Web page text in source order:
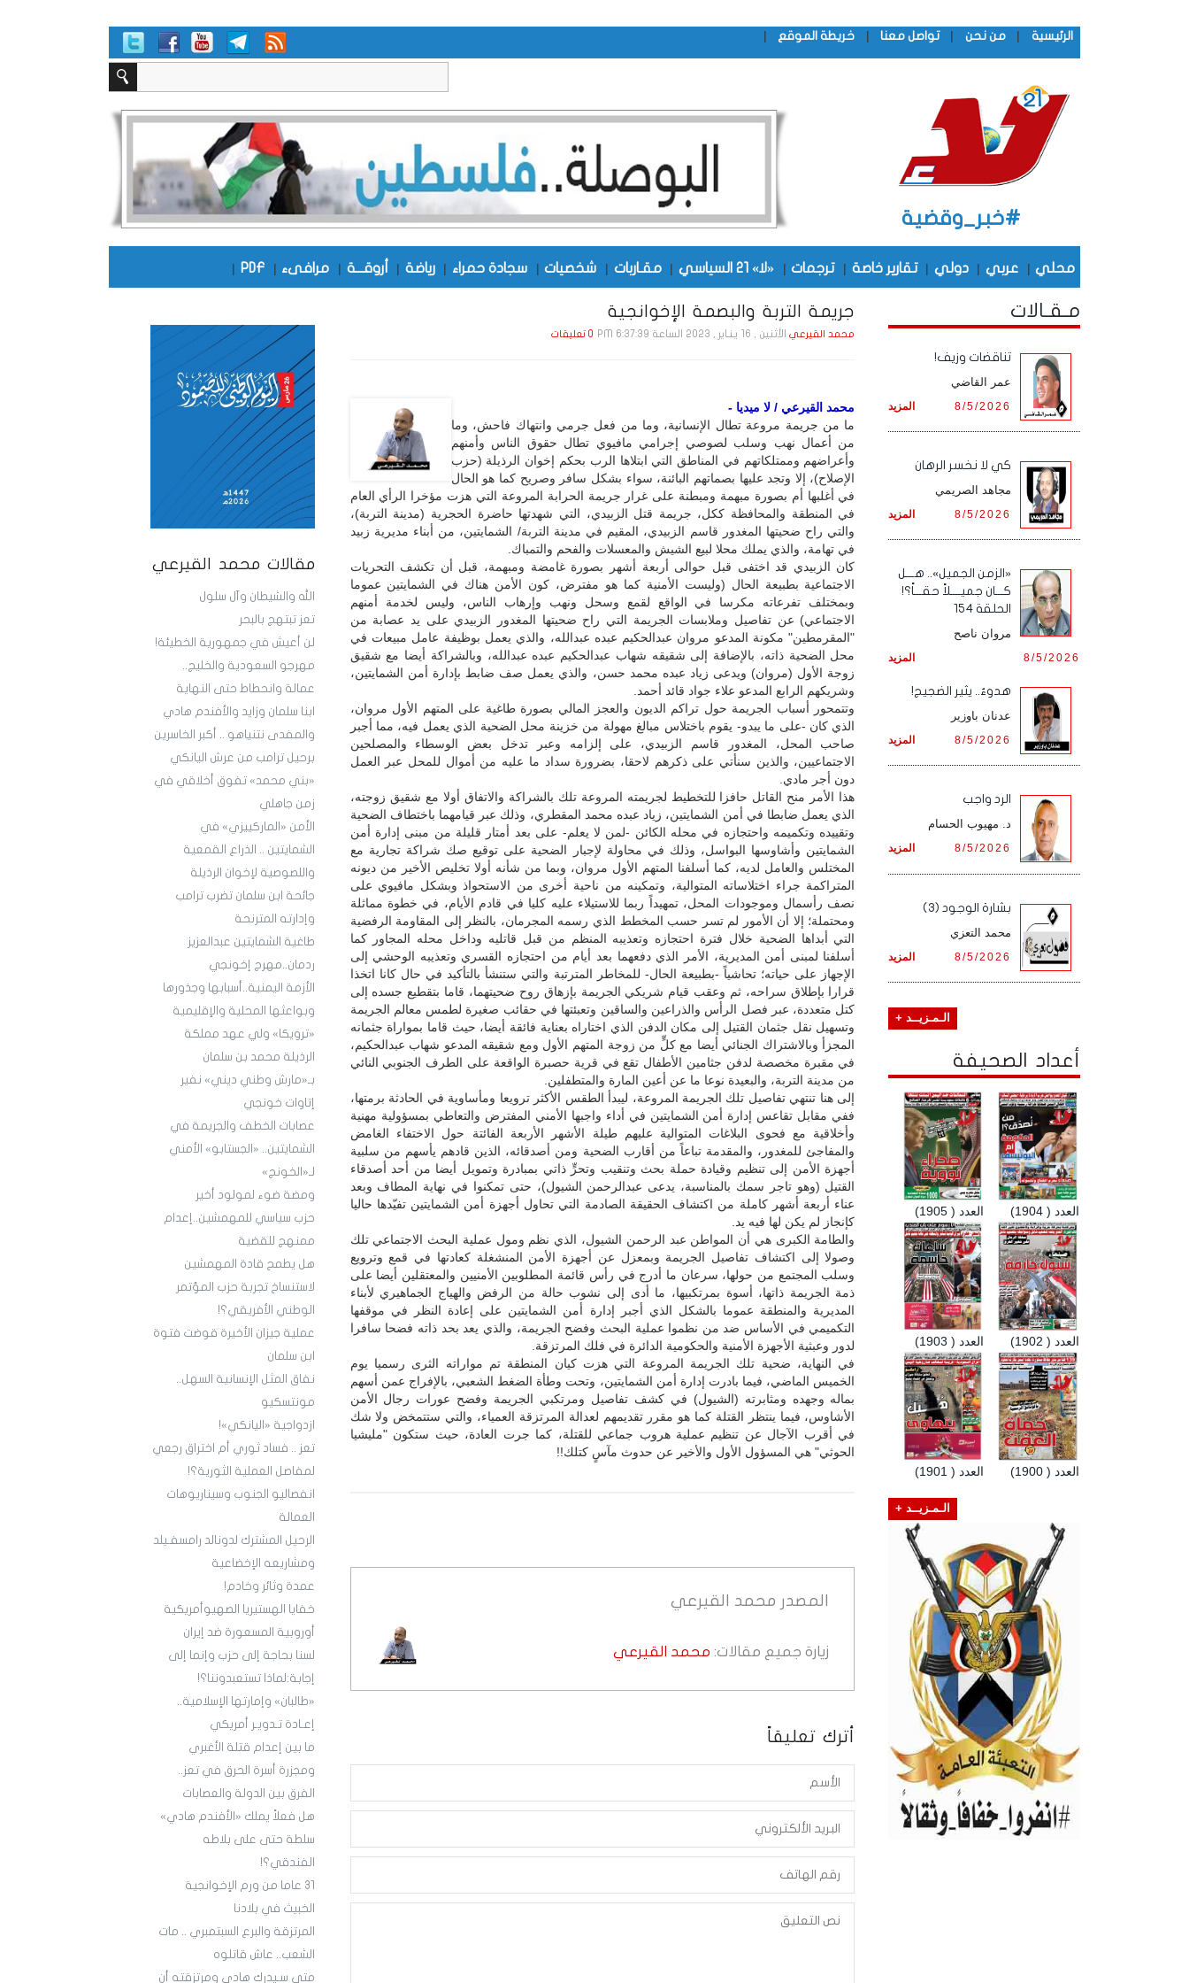
الرئيسية | من نحن | تواصل معنا | خريطة الموقع |
#خبر_وقضية
محلي | عربي | دولي | تقارير خاصة | ترجمات | «لا» 21 السياسي | مقـاربات | شخصيات | سجادة حمراء | رياضة | أروقـــة | مرافىء |
PDF
|
مقالات محمد القيرعي
الله والشيطان وآل سلول
تعز تبتهج بالبحر
لن أعيش في جمهورية الخطيئة!
مهرجو السعودية والخليج..
عمالة وانحطاط حتى النهاية
ابنا سلمان وزايد والأفندم هادي
والمفدى نتنياهو .. أكبر الخاسرين
برحيل ترامب من عرش اليانكي
«بني محمد» تفوق أخلاقي في
زمن جاهلي
الأمن «الماركييزي» في
الشمايتين .. الذراع القمعية
واللصوصية لإخوان الرذيلة
جائحة ابن سلمان تضرب ترامب
وإدارته المترنحة
طاغية الشمايتين عبدالعزيز
ردمان..مهرج إخونجي
الأزمة اليمنية..أسبابها وجذورها
وبواعثها المحلية والإقليمية
«ترويكا» ولي عهد مملكة
الرذيلة محمد بن سلمان
بـ«مارش وطني ديني» نفير
إتاوات خونجي
عصابات الخطف والجريمة في
الشمايتين.. «الجستابو» الأمني
لـ«الخونج»
ومضة ضوء لمولود أخير
حزب سياسي للمهمشين..إعدام
ممنهج للقضية
هل يطمح قادة المهمشين
لاستنساخ تجربة حزب المؤتمر
الوطني الأفريقي؟!
عملية جيزان الأخيرة قوضت فتوة
ابن سلمان
نفاق المثل الإنسانية السهل..
مونتسكيو
ازدواجية «اليانكي»!
تعز .. فساد ثوري أم اختراق رجعي
لمفاصل العملية الثورية؟!
انفصاليو الجنوب وسيناريوهات
العمالة
الرحيل المشترك لدونالد رامسفـيلد
ومشاريعه الإخضاعية
عمدة وثائر وخادم!
خفايا الهستيريا الصهيوأمريكية
أوروبية المسعورة ضد إيران
لسنا بحاجة إلى حزب وإنما إلى
إجابة:لماذا تستعبدوننا؟!
«طالبان» وإمارتها الإسلامية..
إعـادة تـدويـر أمريكي
ما بين إعدام قتلة الأغبري
ومجزرة أسرة الحرق في تعز..
الفرق بين الدولة والعصابات
هل فعلاً يملك «الأفندم هادي»
سلطة حتى على بلاطه
الفندقي؟!
3١ عاما من ورم الإخوانجية
الخبيث في بلادنا
المرتزقة والبرع السبتمبري .. مات
الشعب.. عاش قاتلوه
متى سـيدرك هادي ومرتزقته أن
جريمة التربة والبصمة الإخوانجية
محمد القيرعيالأثنين , 16 يـنـاير , 2023 الساعة 6:37:39 PM 0 تعليقات
محمد القيرعي / لا ميديا -
ما من جريمة مروعة تطال الإنسانية، وما من فعل جرمي وانتهاك فاحش، وما
من أعمال نهب وسلب لصوصي إجرامي مافيوي تطال حقوق الناس وأمنهم
وأعراضهم وممتلكاتهم في المناطق التي ابتلاها الرب بحكم إخوان الرذيلة (حزب
الإصلاح)، إلا وتجد عليها بصماتهم البائنة، سواء بشكل سافر وصريح كما هو الحال
في أغلبها أم بصورة مبهمة ومبطنة على غرار جريمة الحرابة المروعة التي هزت مؤخرا الرأي العام
في المنطقة والمحافظة ككل، جريمة قتل الزبيدي، التي شهدتها حاضرة الحجرية (مدينة التربة)،
والتي راح ضحيتها المغدور قاسم الزبيدي، المقيم في مدينة التربة/ الشمايتين، من أبناء مديرية زبيد
في تهامة، والذي يملك محلا لبيع الشيش والمعسلات والفحم والتمباك.
كان الزبيدي قد اختفى قبل حوالى أربعة أشهر بصورة غامضة ومبهمة، قبل أن تكشف التحريات
الاجتماعية بطبيعة الحال (وليست الأمنية كما هو مفترض، كون الأمن هناك في الشمايتين عموما
وبمختلف تفرعاته مكرسا في الواقع لقمع وسحل ونهب وإرهاب الناس، وليس لخدمة أمنهم
الاجتماعي) عن تفاصيل وملابسات الجريمة التي راح ضحيتها المغدور الزبيدي على يد عصابة من
"المقرمطين" مكونة المدعو مروان عبدالحكيم عبده عبدالله، والذي يعمل بوظيفة عامل مبيعات في
محل الضحية ذاته، بالإضافة إلى شقيقه شهاب عبدالحكيم عبده عبدالله، وبالشراكة أيضا مع شقيق
زوجة الأول (مروان) ويدعى زياد عبده محمد حسن، والذي يعمل صف ضابط بإدارة أمن الشمايتين،
وشريكهم الرابع المدعو علاء جواد قائد أحمد.
وتتمحور أسباب الجريمة حول تراكم الديون والعجز المالي بصورة طاغية على المتهم الأول مروان،
الذي كان -على ما يبدو- يقوم باختلاس مبالغ مهولة من خزينة محل الضحية الذي يعمل فيه، مما أجبر
صاحب المحل، المغدور قاسم الزبيدي، على إلزامه وعبر تدخل بعض الوسطاء والمصلحين
الاجتماعيين، والذين سنأتي على ذكرهم لاحقا، بضرورة سداد ما عليه من أموال للمحل عبر العمل
دون أجر مادي.
هذا الأمر منح القاتل حافزا للتخطيط لجريمته المروعة تلك بالشراكة والاتفاق أولا مع شقيق زوجته،
الذي يعمل ضابطا في أمن الشمايتين، زياد عبده محمد المقطري، وذلك عبر قيامهما باختطاف الضحية
وتقييده وتكميمه واحتجازه في محله الكائن -لمن لا يعلم- على بعد أمتار قليلة من مبنى إدارة أمن
الشمايتين وأشاوسها البواسل، وذلك في محاولة لإجبار الضحية على توقيع صك شراكة تجارية مع
المختلس والعامل لديه، كما أسلفنا المتهم الأول مروان، وبما من شأنه أولا تخليص الأخير من ديونه
المتراكمة جراء اختلاساته المتوالية، وتمكينه من ناحية أخرى من الاستحواذ وبشكل مافيوي على
نصف رأسمال وموجودات المحل، تمهيداً ربما للاستيلاء عليه كليا في قادم الأيام، في خطوة مماثلة
ومحتملة؛ إلا أن الأمور لم تسر حسب المخطط الذي رسمه المجرمان، بالنظر إلى المقاومة الرفضية
التي أبداها الضحية خلال فترة احتجازه وتعذيبه المنظم من قبل قاتليه وداخل محله المجاور كما
أسلفنا لمبنى أمن المديرية، الأمر الذي دفعهما بعد أيام من احتجازه القسري وتعذيبه الوحشي إلى
الإجهاز على حياته؛ تحاشياً -بطبيعة الحال- للمخاطر المترتبة والتي ستنشأ بالتأكيد في حال كانا اتخذا
قرارا بإطلاق سراحه، ثم وعقب قيام شريكي الجريمة بإزهاق روح ضحيتهما، قاما بتقطيع جسده إلى
كتل متعددة، عبر فصل الرأس والذراعين والساقين وتعبئتها في حقائب صغيرة لطمس معالم الجريمة
وتسهيل نقل جثمان القتيل إلى مكان الدفن الذي اختاراه بعناية فائقة أيضا، حيث قاما بمواراة جثمانه
المجزأ وبالاشتراك الجنائي أيضا مع كلٍّ من زوجة المتهم الأول ومع شقيقه المدعو شهاب عبدالحكيم،
في مقبرة مخصصة لدفن جثامين الأطفال تقع في قرية حصبرة الواقعة على الطرف الجنوبي النائي
من مدينة التربة، والبعيدة نوعا ما عن أعين المارة والمتطفلين.
إلى هنا تنتهي تفاصيل تلك الجريمة المروعة، ليبدأ الطقس الأكثر ترويعا ومأساوية في الحادثة برمتها،
ففي مقابل تقاعس إدارة أمن الشمايتين في أداء واجبها الأمني المفترض والتعاطي بمسؤولية مهنية
وأخلاقية مع فحوى البلاغات المتوالية عليهم طيلة الأشهر الأربعة الفائتة حول الاختفاء الغامض
والمفاجئ للمغدور، والمقدمة تباعاً من أقارب الضحية ومن أصدقائه، الذين قادهم يأسهم من سلبية
أجهزة الأمن إلى تنظيم وقيادة حملة بحث وتنقيب وتحرٍّ ذاتي بمبادرة وتمويل أيضا من أحد أصدقاء
القتيل (وهو تاجر سمك بالمناسبة، يدعى عبدالرحمن الشيول)، حتى تمكنوا في نهاية المطاف وبعد
عناء أربعة أشهر كاملة من اكتشاف الحقيقة الصادمة التي تحاول أجهزة أمن الشمايتين تفيّدها حاليا
كإنجاز لم يكن لها فيه يد.
والطامة الكبرى هي أن المواطن عبد الرحمن الشيول، الذي نظم ومول عملية البحث الاجتماعي تلك
وصولا إلى اكتشاف تفاصيل الجريمة وبمعزل عن أجهزة الأمن المنشغلة كعادتها في قمع وترويع
وسلب المجتمع من حولها، سرعان ما أدرج في رأس قائمة المطلوبين الأمنيين والمعتقلين أيضا على
ذمة الجريمة ذاتها، أسوة بمرتكبيها، ما أدى إلى نشوب حالة من الرفض والهياج الجماهيري لأبناء
المديرية والمنطقة عموما بالشكل الذي أجبر إدارة أمن الشمايتين على إعادة النظر في موقفها
التكميمي في الأساس ضد من نظموا عملية البحث وفضح الجريمة، والذي يعد بحد ذاته فضحا سافرا
لدور وعبثية الأجهزة الأمنية والحكومية الدائرة في فلك المرتزقة.
في النهاية، ضحية تلك الجريمة المروعة التي هزت كيان المنطقة تم مواراته الثرى رسميا يوم
الخميس الماضي، فيما بادرت إدارة أمن الشمايتين، وتحت وطأة الضغط الشعبي، بالإفراج عمن أسهم
بماله وجهده ومثابرته (الشيول) في كشف تفاصيل ومرتكبي الجريمة وفضح عورات رجال الأمن
الأشاوس، فيما ينتظر القتلة كما هو مقرر تقديمهم لعدالة المرتزقة العمياء، والتي ستتمخض ولا شك
في أقرب الآجال عن تنظيم عملية هروب جماعي للقتلة، كما جرت العادة، حيث ستكون "مليشيا
الحوثي" هي المسؤول الأول والأخير عن حدوث مآسٍ كتلك!!
المصدر محمد القيرعي
زيارة جميع مقالات: محمد القيرعي
أترك تعليقاً
مـقـالات
تناقضات وزيف!
عمر القاضي
المزيد 8/5/2026
كي لا نخسر الرهان
مجاهد الصريمي
المزيد 8/5/2026
«الزمن الجميل».. هـــل
كـــان جميــــلاً حقـــاً؟!
الحلقة 154
مروان ناصح
المزيد 8/5/2026
هدوءٌ.. يثير الضجيج!
عدنان باوزير
المزيد 8/5/2026
الرد واجب
د. مهيوب الحسام
المزيد 8/5/2026
بشارة الوجود (3)
محمد التعزي
المزيد 8/5/2026
الـمـزيــد +
أعداد الصحيفة
العدد ( 1905) العدد ( 1904)
العدد ( 1903) العدد ( 1902)
العدد ( 1901) العدد ( 1900)
الـمـزيــد +